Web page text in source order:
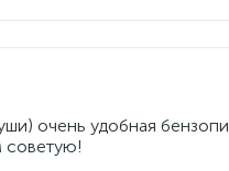
очень удобная
советую!